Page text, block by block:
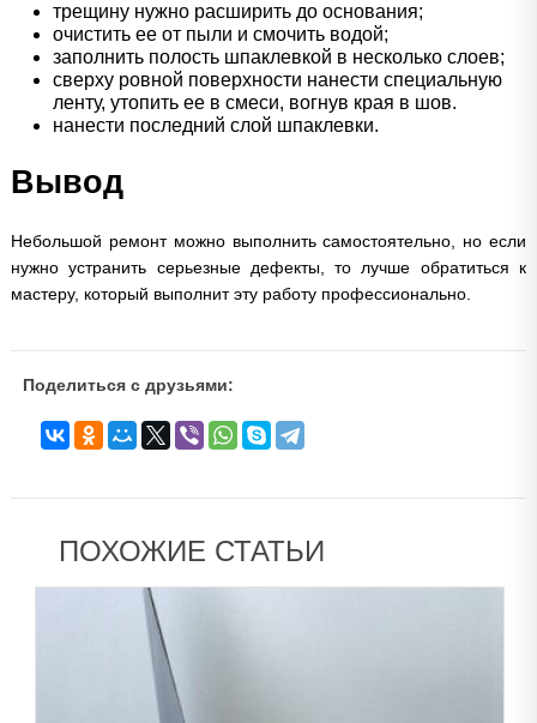
трещину нужно расширить до основания;
очистить ее от пыли и смочить водой;
заполнить полость шпаклевкой в несколько слоев;
сверху ровной поверхности нанести специальную
ленту, утопить ее в смеси, вогнув края в шов.
нанести последний слой шпаклевки.
Вывод
Небольшой ремонт можно выполнить самостоятельно, но если
нужно устранить серьезные дефекты, то лучше обратиться к
мастеру, который выполнит эту работу профессионально.
Поделиться с друзьями:
ПОХОЖИЕ СТАТЬИ